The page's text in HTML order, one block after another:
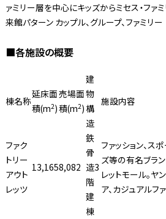
ァミリー層を中心にキッズからミセス・ファ
来館パターン カップル、グループ、ファミリー
■各施設の概要
棟名称
延床面
積(m2)
売場面
積(m2)
建
物
構
造
施設内容
ファク
トリー
アウト
レッツ
13,1658,082
鉄
骨
造3
階
建
ファッション、ス
ズ等の有名ブラ
レットモール。ヤ
ア、カジュアルフ
棟